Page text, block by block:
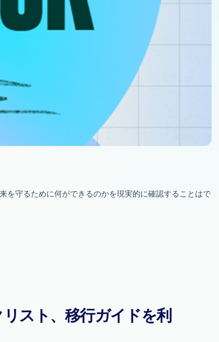
を守るために何ができるのかを現実的に確認することはで
スト、移行ガイドを利